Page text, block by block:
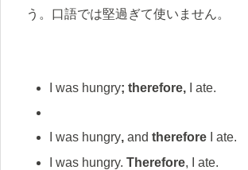
う。口語では堅過ぎて使いません。
I was hungry; therefore, I ate.
I was hungry,andtherefore
I ate.
I was hungry.Therefore, I ate.